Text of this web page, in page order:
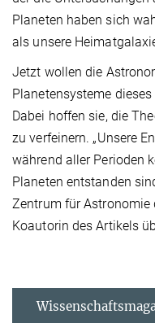
Planeten haben sich
als unsere
Jetzt wollen die
Planetensysteme
Dabei hoffen sie, die
zu verfeinern. „Unsere
während aller Perioden
Planeten entstanden
Zentrum für Astronomie
Koautorin des Artikels